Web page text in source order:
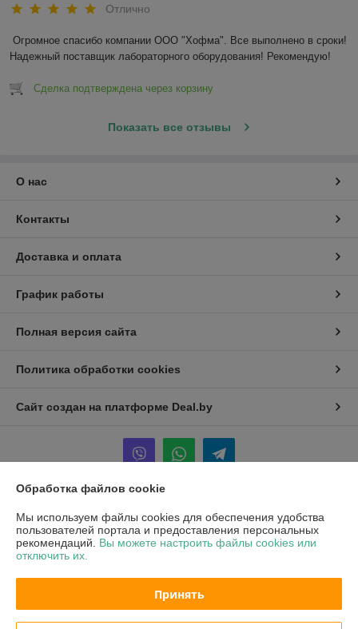
Отлично
Огромное спасибо компании ООО "Хофма". Все выполнено в сроки!
Надежный поставщик лабораторного оборудования! Рекомендую!
Сделка подтверждена через корзину
Показать все отзывы
О нас
Контакты
Доставка и оплата
График работы
Полная версия сайта
Политика обработки cookies
Сайт создан на платформе Deal.by
Информация для покупателя
Юридическое лицо:ООО "ХОФМА"
220084, г. Минск, ул. Ф. Скорины 51, оф 302
Регистрационный номер ЕГР: 193780344
Регистрационный орган: Минский горисполком
Обработка файлов cookie
Мы используем файлы cookies для обеспечения удобства
пользователей портала и предоставления персональных
рекомендаций. Вы можете настроить файлы cookies или
отключить их.
Принять